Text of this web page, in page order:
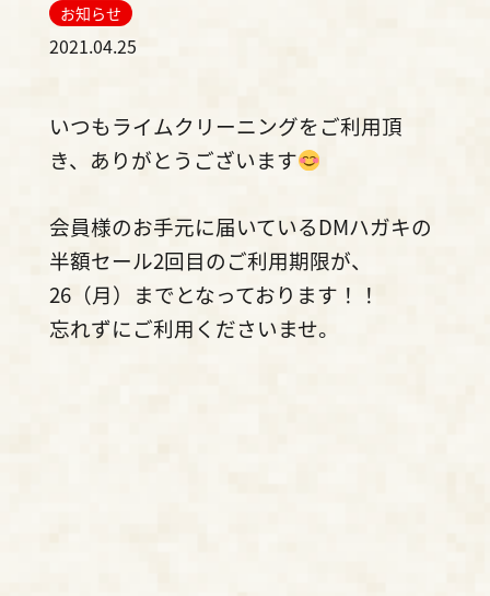
お知らせ
2021.04.25
いつもライムクリーニングをご利用頂
き、ありがとうございます
会員様のお手元に届いているDMハガキの
半額セール2回目のご利用期限が、
26（月）までとなっております！！
忘れずにご利用くださいませ。